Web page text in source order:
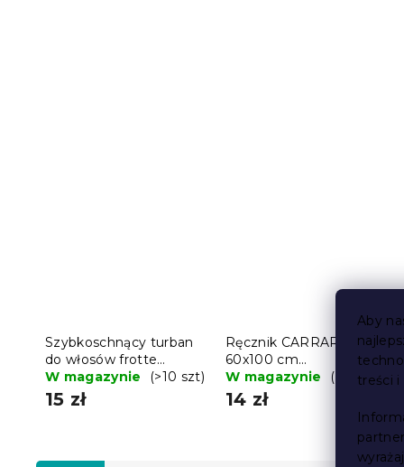
Aby
treści
Szybkoschnący turban
do włosów frotte
jasnoszary, 100%
bawełna
W magazynie (>10 szt)
15 zł
Ręcznik CARRARA
60x100 cm
jasnobrązowy, 100%
bawełna
W magazynie (>10 szt)
14 zł